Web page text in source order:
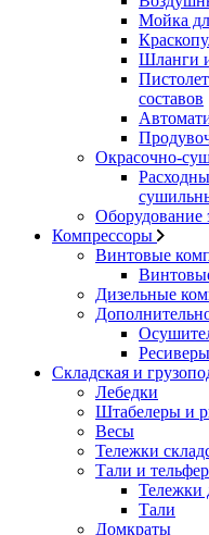
Мойка
Шланги
составов
Окрасочно-
Оборудование
Компрессоры
Винтовые
Дизельные
Ресиверы
Складская и
Лебедки
Штабелеры и
Весы
Тележки
Тали и
Тележки
Тали
Домкраты